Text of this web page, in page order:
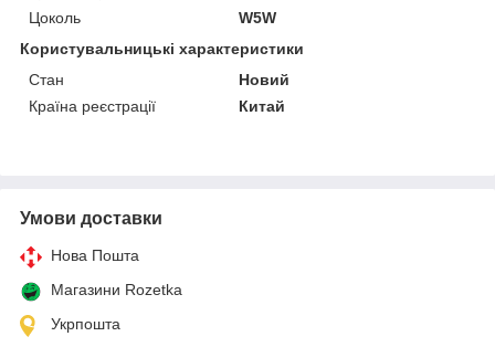
Цоколь
W5W
Користувальницькі характеристики
Стан
Новий
Країна реєстрації
Китай
Умови доставки
Нова Пошта
Магазини Rozetka
Укрпошта